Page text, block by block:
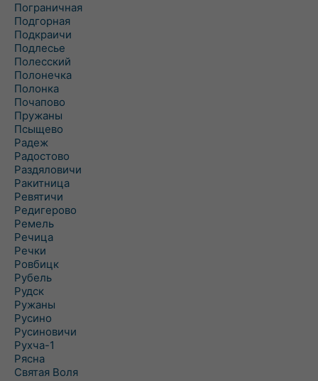
Пограничная
Подгорная
Подкраичи
Подлесье
Полесский
Полонечка
Полонка
Почапово
Пружаны
Псыщево
Радеж
Радостово
Раздяловичи
Ракитница
Ревятичи
Редигерово
Ремель
Речица
Речки
Ровбицк
Рубель
Рудск
Ружаны
Русино
Русиновичи
Рухча-1
Рясна
Святая Воля